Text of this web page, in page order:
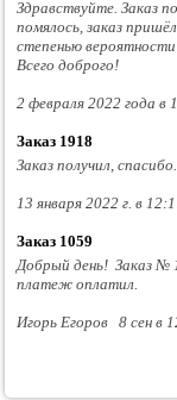
Здравствуйте. Заказ
помялось, заказ
степенью
Всего доброго!
2 февраля 2022 года в
Заказ 1918
Заказ получил, спасибо.
13 января 2022 г. в
Заказ 1059
Добрый день! Заказ №
платеж оплатил.
Игорь Егоров 8 сен в